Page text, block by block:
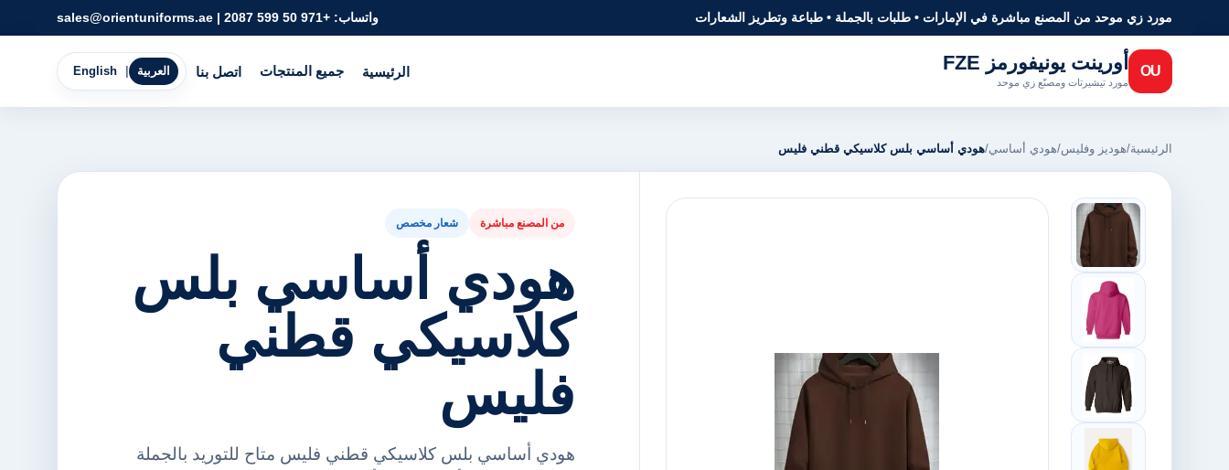
مورد زي موحد من المصنع مباشرة في الإمارات • طلبات بالجملة • طباعة وتطريز الشعارات واتساب: +971 50 599 2087
|
sales@orientuniforms.ae
OU أورينت يونيفورمز FZE
مورد تيشيرتات ومصنّع زي موحد
الرئيسية جميع المنتجات اتصل بنا English العربية
الرئيسية/هوديز وفليس/هودي أساسي/هودي أساسي بلس كلاسيكي قطني فليس
من المصنع مباشرة شعار مخصص
هودي أساسي بلس
كلاسيكي قطني
فليس
هودي أساسي بلس كلاسيكي قطني فليس متاح للتوريد بالجملة